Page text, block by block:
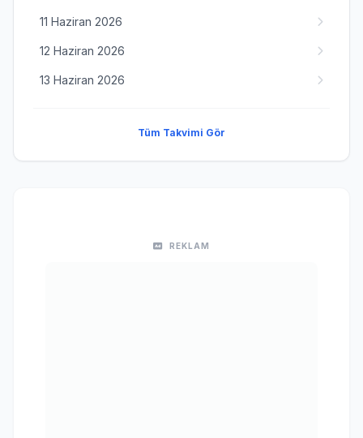
11 Haziran 2026
12 Haziran 2026
13 Haziran 2026
Tüm Takvimi Gör
REKLAM